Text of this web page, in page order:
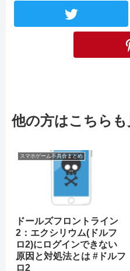
他の方はこちら
スマホゲーム不具合まとめ
ドールズフロントライン
2：エクシリウム(ドルフ
ロ2)にログインできない
原因と対処法とは #ドルフ
ロ2